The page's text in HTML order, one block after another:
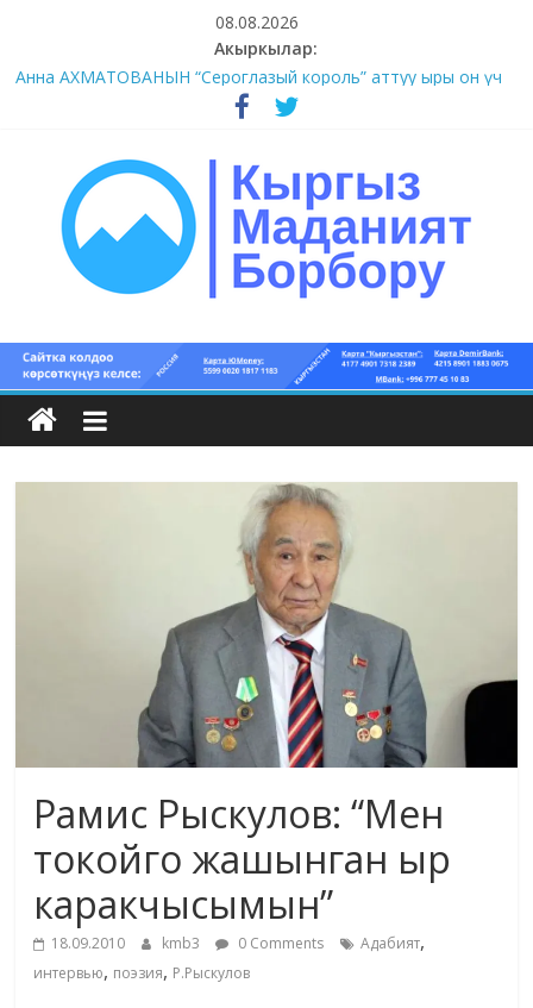
content
08.08.2026
Акыркылар:
#1-4 (55 сөз сынагы)
Анна АХМАТОВАНЫН “Сероглазый король” аттуу ыры он үч
#9-10 (55 сөз сынагы)
#5-8 (55 сөз сынагы)
Кыргыз
маданият
борбору
Рамис Рыскулов: “Мен
токойго жашынган ыр
каракчысымын”
18.09.2010 kmb3 0 Comments Адабият,
интервью, поэзия, Р.Рыскулов